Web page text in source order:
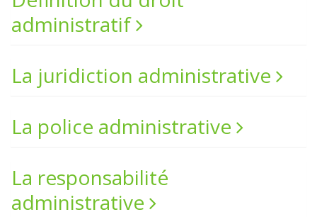
administratif
La juridiction administrative
La police administrative
La responsabilité
administrative